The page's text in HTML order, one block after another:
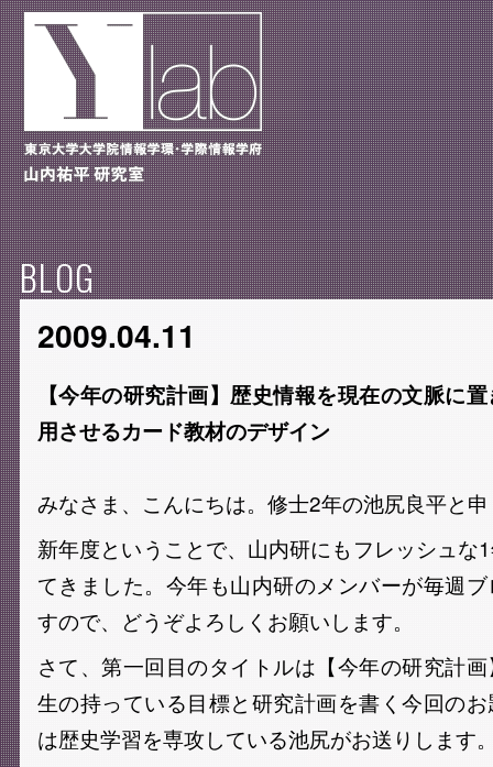
BLOG
2009.04.11
【今年の研究計画】歴史情報を現在の文脈に
用させるカード教材のデザイン
みなさま、こんにちは。修士2年の池尻良平と
新年度ということで、山内研にもフレッシュな
てきました。今年も山内研のメンバーが毎週
すので、どうぞよろしくお願いします。
さて、第一回目のタイトルは【今年の研究計
生の持っている目標と研究計画を書く今回の
は歴史学習を専攻している池尻がお送りします